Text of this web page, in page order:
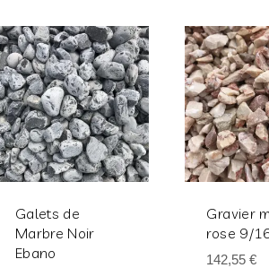
Galets de
Marbre Noir
Ebano
Gravier
rose 9/
142,55€